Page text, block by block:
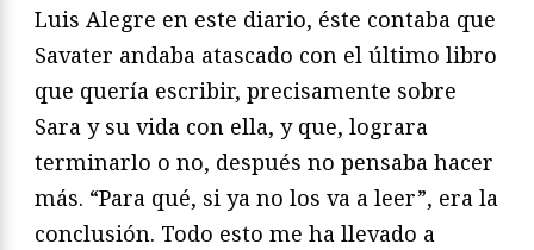
Luis Alegre en este diario, éste contaba que
Savater andaba atascado con el último libro
que quería escribir, precisamente sobre
Sara y su vida con ella, y que, lograra
terminarlo o no, después no pensaba hacer
más. “Para qué, si ya no los va a leer”, era la
conclusión. Todo esto me ha llevado a